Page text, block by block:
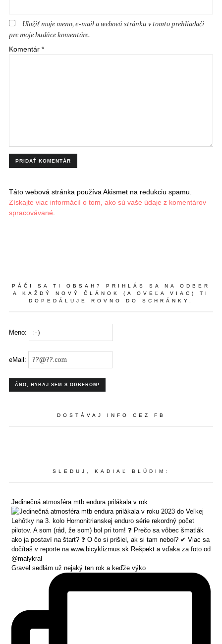
Uložiť moje meno, e-mail a webovú stránku v tomto prehliadači
pre moje budúce komentáre.
Komentár *
Táto webová stránka používa Akismet na redukciu spamu.
Získajte viac informácií o tom, ako sú vaše údaje z komentárov
spracovávané
PÁČI SA TI OBSAH? PRIHLÁS SA NA ODBER
A KAŽDÝ NOVÝ ČLÁNOK (A OVEĽA VIAC) TI
DOPEDÁLUJE ROVNO DO SCHRÁNKY.
Meno:
eMail:
DOSTÁVAJ INFO CEZ FB
SLEDUJ, KADIAĽ BLÚDIM:
Jedinečná atmosféra mtb endura prilákala v rok
Gravel sedlám už nejaký ten rok a keďže výko